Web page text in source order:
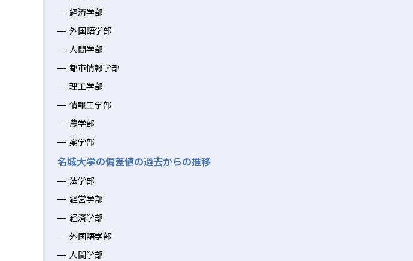
経済学部
外国語学部
人間学部
都市情報学部
理工学部
情報工学部
農学部
薬学部
名城大学の偏差値の過去からの推移
法学部
経営学部
経済学部
外国語学部
人間学部